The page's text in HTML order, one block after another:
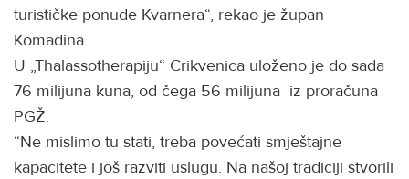
turističke ponude Kvarnera“, rekao je župan
Komadina.
U „Thalassotherapiju“ Crikvenica uloženo je do sada
76 milijuna kuna, od čega 56 milijuna iz proračuna
PGŽ.
“Ne mislimo tu stati, treba povećati smještajne
kapacitete i još razviti uslugu. Na našoj tradiciji stvorili